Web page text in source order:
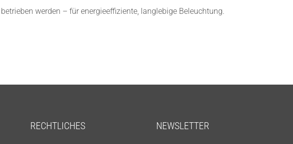
werden – für energieeffiziente, langlebige Beleuchtung.
RECHTLICHES NEWSLETTER